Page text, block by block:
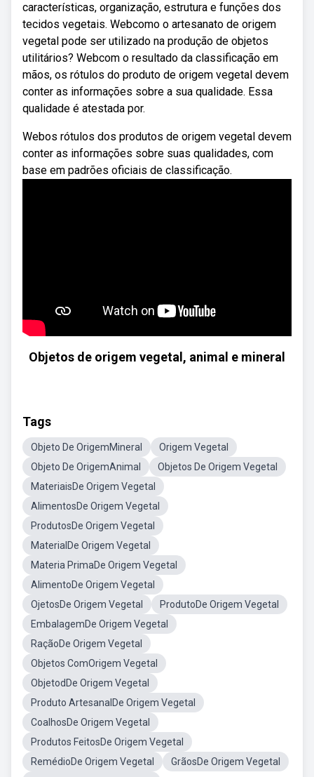
características, organização, estrutura e funções dos
tecidos vegetais. Webcomo o artesanato de origem
vegetal pode ser utilizado na produção de objetos
utilitários? Webcom o resultado da classificação em
mãos, os rótulos do produto de origem vegetal devem
conter as informações sobre a sua qualidade. Essa
qualidade é atestada por.
Webos rótulos dos produtos de origem vegetal devem
conter as informações sobre suas qualidades, com
base em padrões oficiais de classificação.
Objetos de origem vegetal, animal e mineral
Tags
Objeto De OrigemMineral
Origem Vegetal
Objeto De OrigemAnimal
Objetos De Origem Vegetal
MateriaisDe Origem Vegetal
AlimentosDe Origem Vegetal
ProdutosDe Origem Vegetal
MaterialDe Origem Vegetal
Materia PrimaDe Origem Vegetal
AlimentoDe Origem Vegetal
OjetosDe Origem Vegetal
ProdutoDe Origem Vegetal
EmbalagemDe Origem Vegetal
RaçãoDe Origem Vegetal
Objetos ComOrigem Vegetal
ObjetodDe Origem Vegetal
Produto ArtesanalDe Origem Vegetal
CoalhosDe Origem Vegetal
Produtos FeitosDe Origem Vegetal
RemédioDe Origem Vegetal
GrãosDe Origem Vegetal